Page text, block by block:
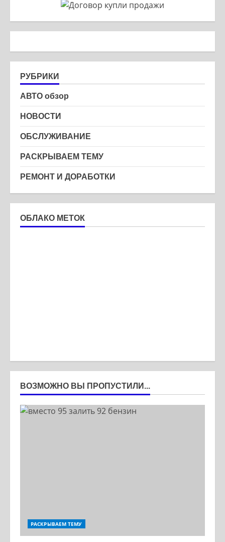
РУБРИКИ
АВТО обзор
НОВОСТИ
ОБСЛУЖИВАНИЕ
РАСКРЫВАЕМ ТЕМУ
РЕМОНТ И ДОРАБОТКИ
ОБЛАКО МЕТОК
ВОЗМОЖНО ВЫ ПРОПУСТИЛИ...
РАСКРЫВАЕМ ТЕМУ